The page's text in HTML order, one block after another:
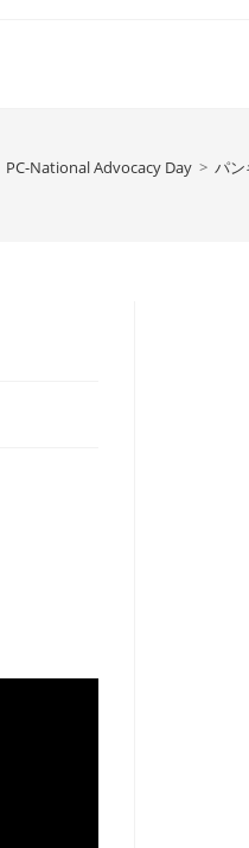
PC-National Advocacy Day > パン